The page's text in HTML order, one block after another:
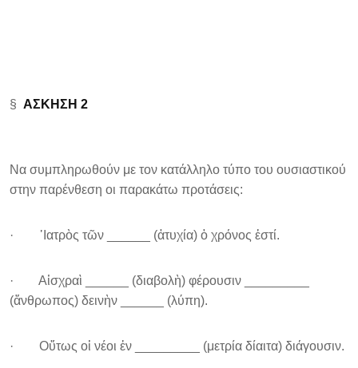
§ ΑΣΚΗΣΗ 2
Να συμπληρωθούν με τον κατάλληλο τύπο του ουσιαστικού
στην παρένθεση οι παρακάτω προτάσεις:
· ᾿Ιατρὸς τῶν ______ (ἀτυχία) ὁ χρόνος ἐστί.
· Αἰσχραὶ ______ (διαβολὴ) φέρουσιν _________
(ἄνθρωπος) δεινὴν ______ (λύπη).
· Οὔτως οἱ νέοι ἐν _________ (μετρία δίαιτα) διάγουσιν.